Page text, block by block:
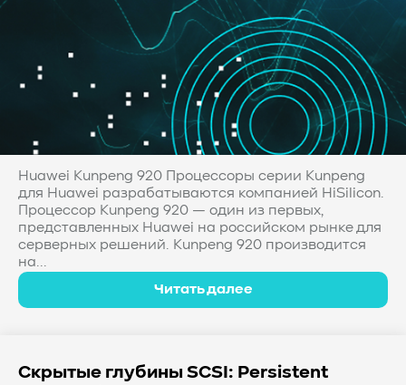
Huawei Kunpeng 920 Процессоры серии Kunpeng
для Huawei разрабатываются компанией HiSilicon.
Процессор Kunpeng 920 — один из первых,
представленных Huawei на российском рынке для
серверных решений. Kunpeng 920 производится
на...
Читать далее
Скрытые глубины SCSI: Persistent